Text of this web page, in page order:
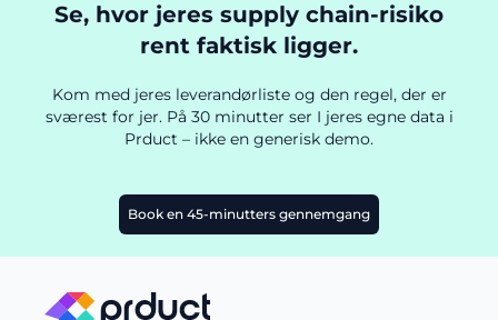
Se, hvor jeres supply chain-risiko
rent faktisk ligger.
Kom med jeres leverandørliste og den regel, der er
sværest for jer. På 30 minutter ser I jeres egne data i
Prduct – ikke en generisk demo.
Book en 45-minutters gennemgang